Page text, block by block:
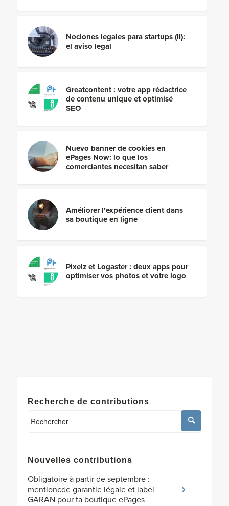
Nociones legales para startups (II):
el aviso legal
Greatcontent : votre app rédactrice
de contenu unique et optimisé
SEO
Nuevo banner de cookies en
ePages Now: lo que los
comerciantes necesitan saber
Améliorer l’expérience client dans
sa boutique en ligne
Pixelz et Logaster : deux apps pour
optimiser vos photos et votre logo
Recherche de contributions
Nouvelles contributions
Obligatoire à partir de septembre :
mentioncde garantie légale et label
GARAN pour ta boutique ePages